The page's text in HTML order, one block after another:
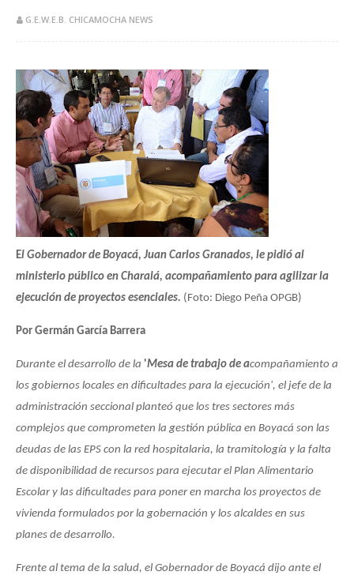
G.E.W.E.B. CHICAMOCHA NEWS
​El Gobernador de Boyacá, Juan Carlos Granados, le pidió al
ministerio público en Charalá, acompañamiento para agilizar la
ejecución de proyectos esenciales. (Foto: Diego Peña OPGB)
Por Germán García Barrera
Durante el desarrollo de la 'Mesa de trabajo de acompañamiento a
los gobiernos locales en dificultades para la ejecución', el jefe de la
administración seccional planteó que los tres sectores más
complejos que comprometen la gestión pública en Boyacá son las
deudas de las EPS con la red hospitalaria, la tramitología y la falta
de disponibilidad de recursos para ejecutar el Plan Alimentario
Escolar y las dificultades para poner en marcha los proyectos de
vivienda formulados por la gobernación y los alcaldes en sus
planes de desarrollo.
Frente al tema de la salud, el Gobernador de Boyacá dijo ante el